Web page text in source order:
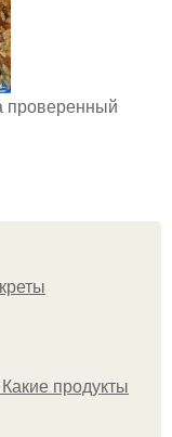
проверенный
продукты